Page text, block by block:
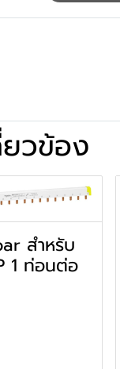
วข้อง
สำหรับ
1 ท่อนต่อ